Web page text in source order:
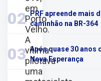
em
Porto
Velho.
A
vítima
pilotava
uma
02
PRF apreende mais
caminhão na BR-364
03 Após quase 30 anos
Nova Esperança